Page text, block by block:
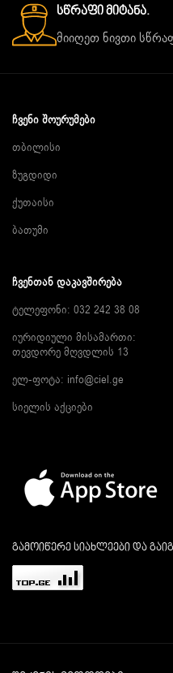
Სწრაფი Მიტანა.
მიიღეთ ნივთი
ᲩᲕᲔᲜᲘ ᲨᲝᲣᲠᲣᲛᲔᲑᲘ
თბილისი
ზუგდიდი
ქუთაისი
ბათუმი
ᲩᲕᲔᲜᲗᲐᲜ ᲓᲐᲙᲐᲕᲨᲘᲠᲔᲑᲐ
ტელეფონი: 032 242 38 08
იურიდიული მისამართი:
თევდორე მღვდლის 13
ელ-ფოტა: info@ciel.ge
სიელის აქციები
გამოიწერე სიახლეები და